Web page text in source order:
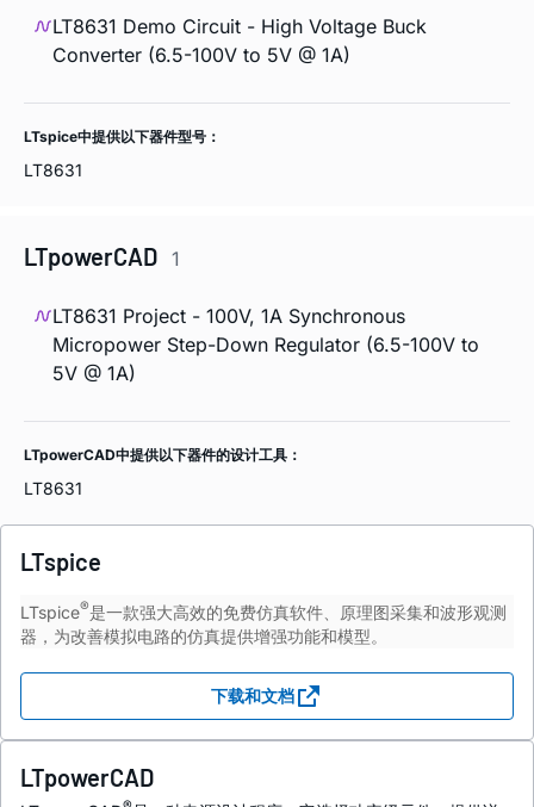
LT8631 Demo Circuit - High Voltage Buck
Converter (6.5-100V to 5V @ 1A)
LTspice中提供以下器件型号：
LT8631
LTpowerCAD 1
LT8631 Project - 100V, 1A Synchronous
Micropower Step-Down Regulator (6.5-100V to
5V @ 1A)
LTpowerCAD中提供以下器件的设计工具：
LT8631
LTspice
LTspice®是一款强大高效的免费仿真软件、原理图采集和波形观测
器，为改善模拟电路的仿真提供增强功能和模型。
下载和文档
LTpowerCAD